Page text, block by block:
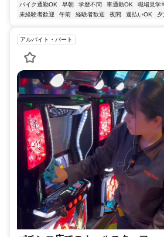
バイク通勤OK
早朝 学歴不問 車通勤OK 職場見学
未経験者歓迎
午前 経験者歓迎 夜間 週払いOK 夕
アルバイト・パート